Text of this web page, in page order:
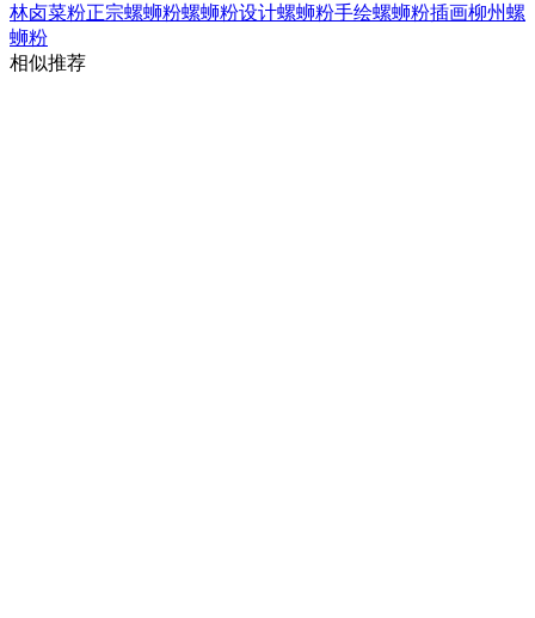
林卤菜粉正宗螺蛳粉螺蛳粉设计螺蛳粉手绘螺蛳粉插画柳州螺
蛳粉
相似推荐